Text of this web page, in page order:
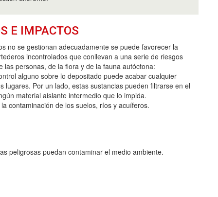
E IMPACTOS
no se gestionan adecuadamente se puede favorecer la
incontrolados que conllevan a una serie de riesgos
las personas, de la flora y de la fauna autóctona:
alguno sobre lo depositado puede acabar cualquier
Por un lado, estas sustancias pueden filtrarse en el
material aislante intermedio que lo impida.
contaminación de los suelos, ríos y acuíferos.
peligrosas puedan contaminar el medio ambiente.